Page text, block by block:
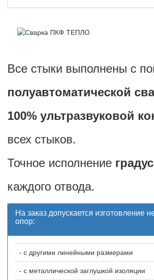
Все стыки выполнены с
полуавтоматической
100% ультразвуковой
всех стыков.
Точное исполнение
каждого отвода.
На заказ допускается изготовление
опор:
- с другими линейными размерами
- с металлической заглушкой изоляции